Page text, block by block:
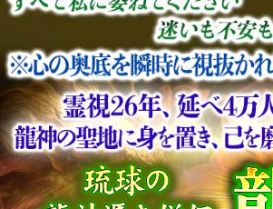
教えて。この恋望みア
リ？【2人の交際確率
○○％】片想い見極め霊視
会員価格1,705円(税込)
通常価格1,870円(税込)